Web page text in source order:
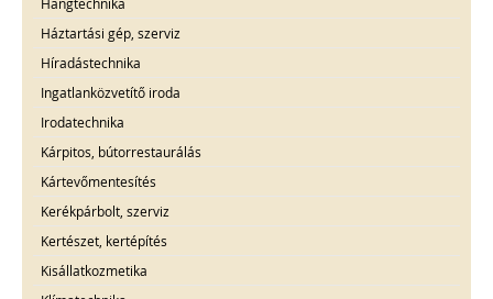
Háztartási gép, szerviz
Híradástechnika
Ingatlanközvetítő iroda
Irodatechnika
Kárpitos, bútorrestaurálás
Kártevőmentesítés
Kerékpárbolt, szerviz
Kertészet, kertépítés
Kisállatkozmetika